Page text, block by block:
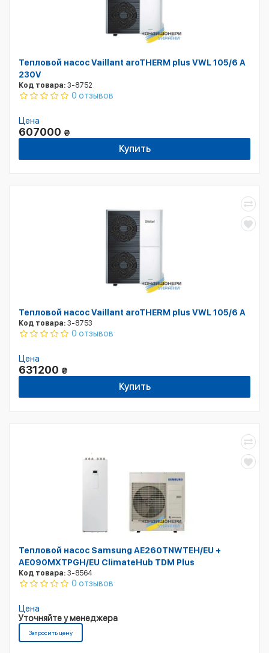
Тепловой насос Vaillant aroTHERM plus VWL 105/6 A
230V
Код товара: 3-8752
0 отзывов
Цена
607000 ₴
Купить
Тепловой насос Vaillant aroTHERM plus VWL 105/6 A
Код товара: 3-8753
0 отзывов
Цена
631200 ₴
Купить
Тепловой насос Samsung AE260TNWTEH/EU +
AE090MXTPGH/EU ClimateHub TDM Plus
Код товара: 3-8564
0 отзывов
Цена
Уточняйте у менеджера
Запросить цену